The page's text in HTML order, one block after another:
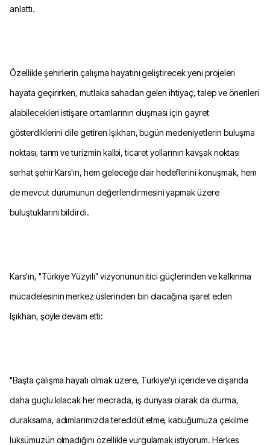
anlattı.
Özellikle şehirlerin çalışma hayatını geliştirecek yeni projeleri
hayata geçirirken, mutlaka sahadan gelen ihtiyaç, talep ve önerileri
alabilecekleri istişare ortamlarının oluşması için gayret
gösterdiklerini dile getiren Işıkhan, bugün medeniyetlerin buluşma
noktası, tarım ve turizmin kalbi, ticaret yollarının kavşak noktası
serhat şehir Kars'ın, hem geleceğe dair hedeflerini konuşmak, hem
de mevcut durumunun değerlendirmesini yapmak üzere
buluştuklarını bildirdi.
Kars'ın, "Türkiye Yüzyılı" vizyonunun itici güçlerinden ve kalkınma
mücadelesinin merkez üslerinden biri olacağına işaret eden
Işıkhan, şöyle devam etti:
"Başta çalışma hayatı olmak üzere, Türkiye'yi içeride ve dışarıda
daha güçlü kılacak her mecrada, iş dünyası olarak da durma,
duraksama, adımlarımızda tereddüt etme, kabuğumuza çekilme
lüksümüzün olmadığını özellikle vurgulamak istiyorum. Herkes